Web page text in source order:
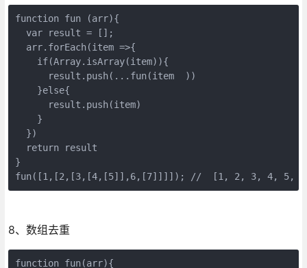
function fun (arr){
  var result = [];
  arr.forEach(item =>{
    if(Array.isArray(item)){
      result.push(...fun(item  ))
    }else{
      result.push(item)
    }
  })
  return result
}
fun([1,[2,[3,[4,[5]],6,[7]]]]); //  [1, 2, 3, 4, 5,
8、数组去重
function fun(arr){